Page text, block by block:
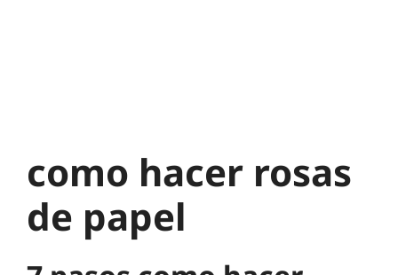
como hacer rosas
de papel